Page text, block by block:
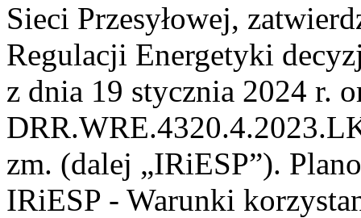
Sieci Przesyłowej,
Regulacji Energetyki
z dnia 19 stycznia 2024 r.
zm. (dalej „IRiESP”).
IRiESP - Warunki